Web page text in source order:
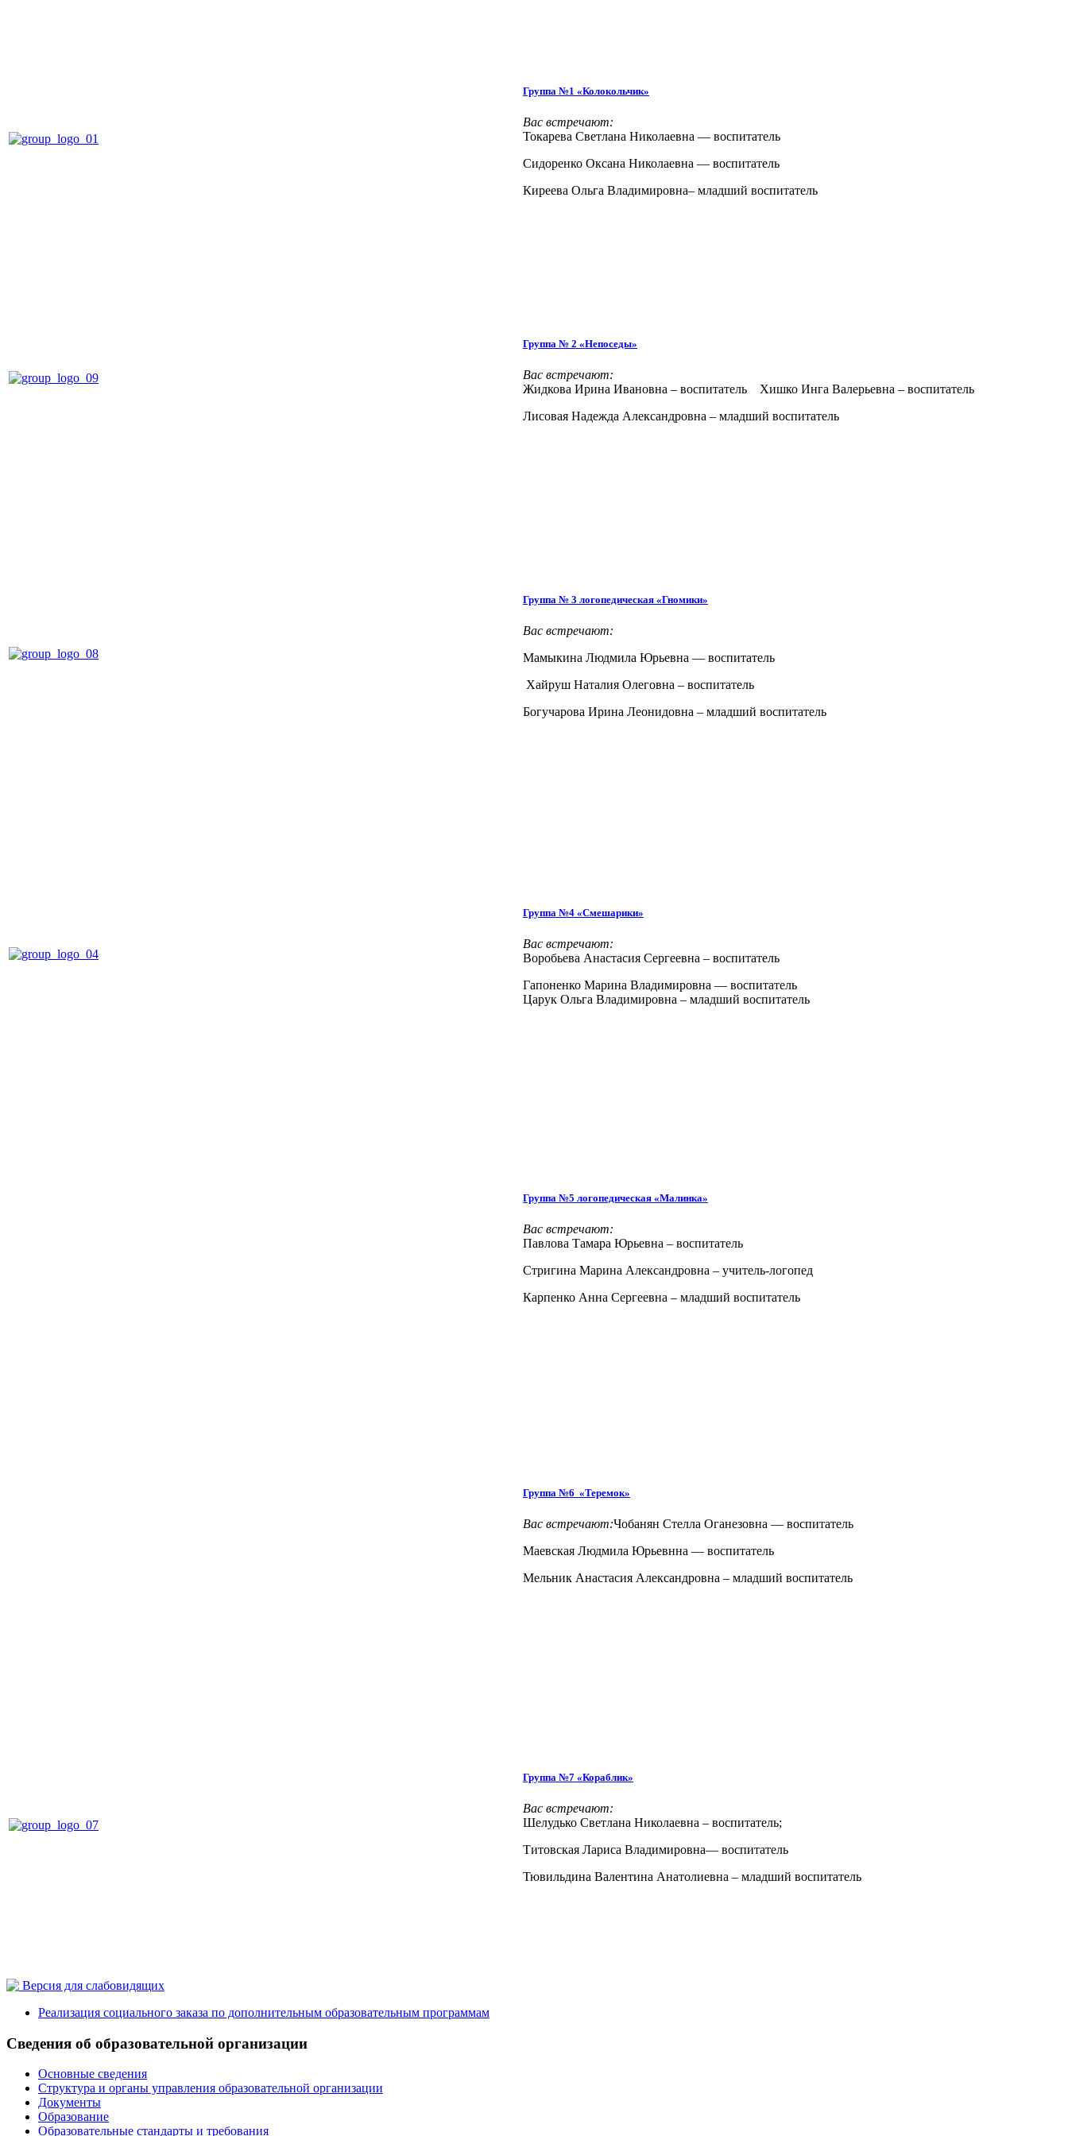
Группа №1 «Колокольчик»
Вас встречают:
Токарева Светлана Николаевна — воспитатель
Сидоренко Оксана Николаевна — воспитатель
Киреева Ольга Владимировна– младший воспитатель
Группа № 2 «Непоседы»
Вас встречают:
Жидкова Ирина Ивановна – воспитатель Хишко Инга Валерьевна – воспитатель
Лисовая Надежда Александровна – младший воспитатель
Группа № 3 логопедическая «Гномики»
Вас встречают:
Мамыкина Людмила Юрьевна — воспитатель
Хайруш Наталия Олеговна – воспитатель
Богучарова Ирина Леонидовна – младший воспитатель
Группа №4 «Смешарики»
Вас встречают:
Воробьева Анастасия Сергеевна – воспитатель
Гапоненко Марина Владимировна — воспитатель
Царук Ольга Владимировна – младший воспитатель
Группа №5 логопедическая «Малинка»
Вас встречают:
Павлова Тамара Юрьевна – воспитатель
Стригина Марина Александровна – учитель-логопед
Карпенко Анна Сергеевна – младший воспитатель
Группа №6 «Теремок»
Вас встречают:Чобанян Стелла Оганезовна — воспитатель
Маевская Людмила Юрьевнна — воспитатель
Мельник Анастасия Александровна – младший воспитатель
Группа №7 «Кораблик»
Вас встречают:
Шелудько Светлана Николаевна – воспитатель;
Титовская Лариса Владимировна— воспитатель
Тювильдина Валентина Анатолиевна – младший воспитатель
Версия для слабовидящих
Реализация социального заказа по дополнительным образовательным программам
Сведения об образовательной организации
Основные сведения
Структура и органы управления образовательной организации
Документы
Образование
Образовательные стандарты и требования